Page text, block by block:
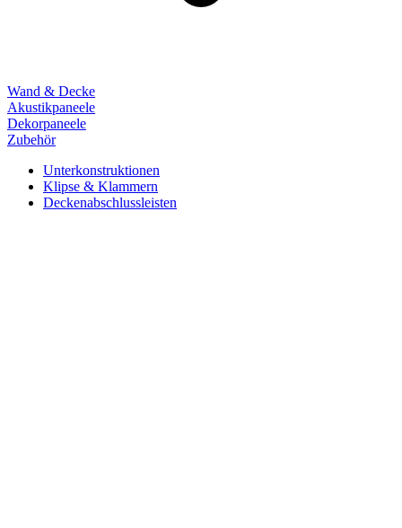
Wand & Decke
Akustikpaneele
Dekorpaneele
Zubehör
Unterkonstruktionen
Klipse & Klammern
Deckenabschlussleisten